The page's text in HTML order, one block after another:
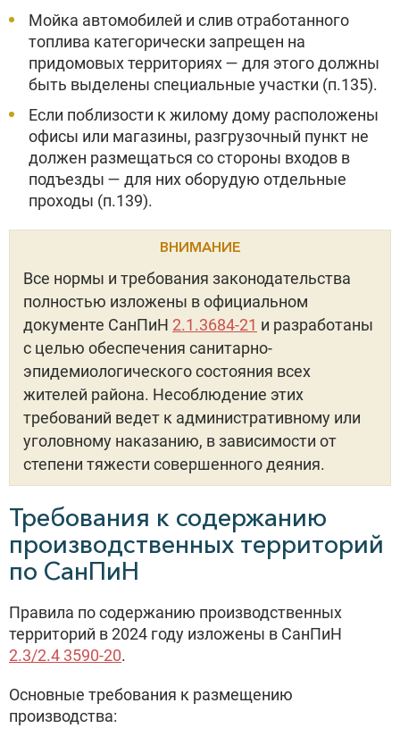
Мойка автомобилей и слив отработанного
топлива категорически запрещен на
придомовых территориях — для этого должны
быть выделены специальные участки (п.135).
Если поблизости к жилому дому расположены
офисы или магазины, разгрузочный пункт не
должен размещаться со стороны входов в
подъезды — для них оборудую отдельные
проходы (п.139).
ВНИМАНИЕ
Все нормы и требования законодательства
полностью изложены в официальном
документе СанПиН 2.1.3684-21 и разработаны
с целью обеспечения санитарно-
эпидемиологического состояния всех
жителей района. Несоблюдение этих
требований ведет к административному или
уголовному наказанию, в зависимости от
степени тяжести совершенного деяния.
Требования к содержанию
производственных территорий
по СанПиН
Правила по содержанию производственных
территорий в 2024 году изложены в СанПиН
2.3/2.4 3590-20.
Основные требования к размещению
производства: